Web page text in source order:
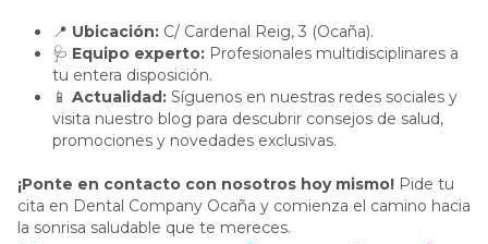
📍 Ubicación: C/ Cardenal Reig, 3 (Ocaña).
🩺 Equipo experto: Profesionales multidisciplinares a
tu entera disposición.
📱 Actualidad: Síguenos en nuestras redes sociales y
visita nuestro blog para descubrir consejos de salud,
promociones y novedades exclusivas.
¡Ponte en contacto con nosotros hoy mismo! Pide tu
cita en Dental Company Ocaña y comienza el camino hacia
la sonrisa saludable que te mereces.